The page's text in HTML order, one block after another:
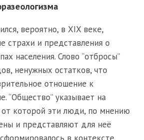
вероятно, в XIX веке,
страхи и представления о
населения. Слово “отбросы”
ненужных остатков, что
отношение к
“Общество” указывает на
которой эти люди, по мнению
и представляют для неё